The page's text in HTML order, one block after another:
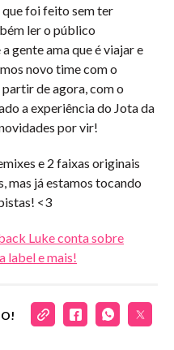
foi feito sem ter
ler o público
gente ama que é viajar e
novo time com o
de agora, com o
a experiência do Jota da
por vir!
e 2 faixas originais
mas já estamos tocando
<3
Luke conta sobre
label e mais!